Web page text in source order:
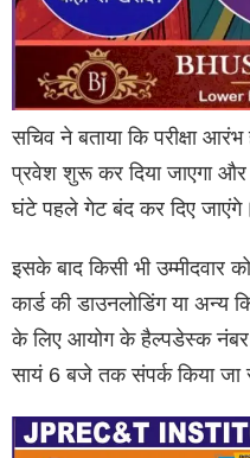
सचिव ने बताया कि परीक्षा
प्रवेश शुरू कर दिया जाएगा
घंटे पहले गेट बंद कर दिए जाएंगे।
इसके बाद किसी भी उम्मीदवार
कार्ड की डाउनलोडिंग या अन्य
के लिए आयोग के हैल्पडेस्क
सायं 6 बजे तक संपर्क किया जा